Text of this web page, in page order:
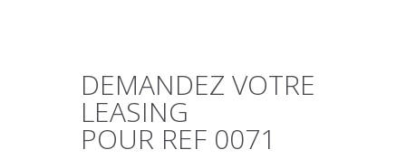
DEMANDEZ VOTRE
LEASING
POUR REF 0071